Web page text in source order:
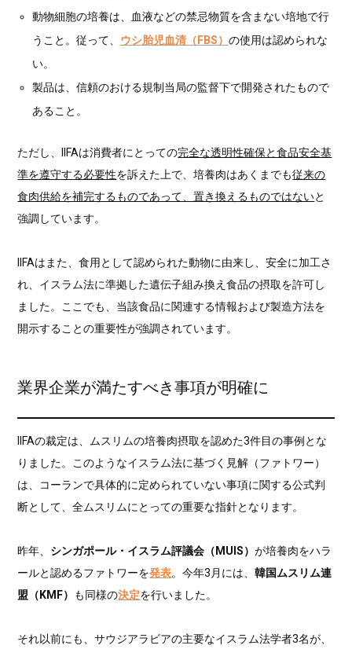
動物細胞の培養は、血液などの禁忌物質を含まない培地で行
うこと。従って、 ウシ胎児血清（FBS） の使用は認められな
い。
製品は、信頼のおける規制当局の監督下で開発されたもので
あること。
ただし、IIFAは消費者にとっての完全な透明性確保と食品安全基
準を遵守する必要性を訴えた上で、培養肉はあくまでも従来の
食肉供給を補完するものであって、置き換えるものではないと
強調しています。
IIFAはまた、食用として認められた動物に由来し、安全に加工さ
れ、イスラム法に準拠した遺伝子組み換え食品の摂取を許可し
ました。ここでも、当該食品に関連する情報および製造方法を
開示することの重要性が強調されています。
業界企業が満たすべき事項が明確に
IIFAの裁定は、ムスリムの培養肉摂取を認めた3件目の事例とな
りました。このようなイスラム法に基づく見解（ファトワー）
は、コーランで具体的に定められていない事項に関する公式判
断として、全ムスリムにとっての重要な指針となります。
昨年、 シンガポール・イスラム評議会（MUIS）が培養肉をハラ
ールと認めるファトワーを発表。今年3月には、韓国ムスリム連
盟（KMF） も同様の決定を行いました。
それ以前にも、サウジアラビアの主要なイスラム法学者3名が、